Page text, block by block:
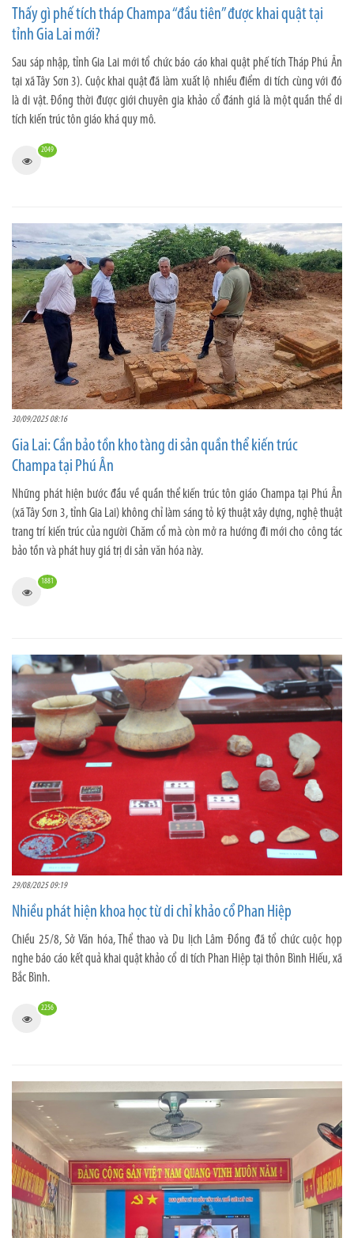
Thấy gì phế tích tháp Champa “đầu tiên” được khai quật tại
tỉnh Gia Lai mới?
Sau sáp nhập, tỉnh Gia Lai mới tổ chức báo cáo khai quật phế tích Tháp Phú Ân
tại xã Tây Sơn 3). Cuộc khai quật đã làm xuất lộ nhiều điểm di tích cùng với đó
là di vật. Đồng thời được giới chuyên gia khảo cổ đánh giá là một quần thể di
tích kiến trúc tôn giáo khá quy mô.
2049
30/09/2025 08:16
Gia Lai: Cần bảo tồn kho tàng di sản quần thể kiến trúc
Champa tại Phú Ân
Những phát hiện bước đầu về quần thể kiến trúc tôn giáo Champa tại Phú Ân
(xã Tây Sơn 3, tỉnh Gia Lai) không chỉ làm sáng tỏ kỹ thuật xây dựng, nghệ thuật
trang trí kiến trúc của người Chăm cổ mà còn mở ra hướng đi mới cho công tác
bảo tồn và phát huy giá trị di sản văn hóa này.
1881
29/08/2025 09:19
Nhiều phát hiện khoa học từ di chỉ khảo cổ Phan Hiệp
Chiều 25/8, Sở Văn hóa, Thể thao và Du lịch Lâm Đồng đã tổ chức cuộc họp
nghe báo cáo kết quả khai quật khảo cổ di tích Phan Hiệp tại thôn Bình Hiếu, xã
Bắc Bình.
2256